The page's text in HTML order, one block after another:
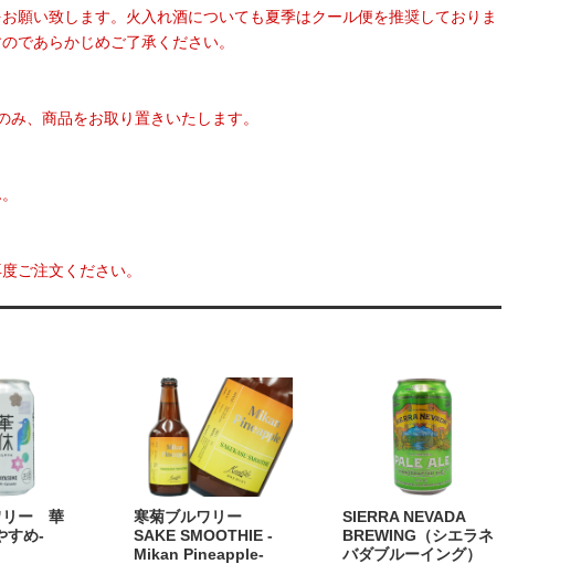
願い致します。火入れ酒についても夏季はクール便を推奨しておりま
であらかじめご了承ください。
、商品をお取り置きいたします。
ご注文ください。
リー 華
すめ-
寒菊ブルワリー
SAKE SMOOTHIE -
Mikan Pineapple-
SIERRA NEVADA
BREWING（シエラネ
バダブルーイング）